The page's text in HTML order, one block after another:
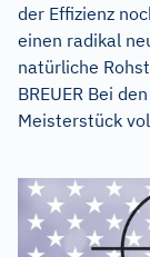
der Effizienz
einen radikal
natürliche
BREUER Bei
Meisterstück